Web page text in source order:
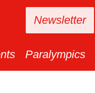
Newsletter
Paralympics